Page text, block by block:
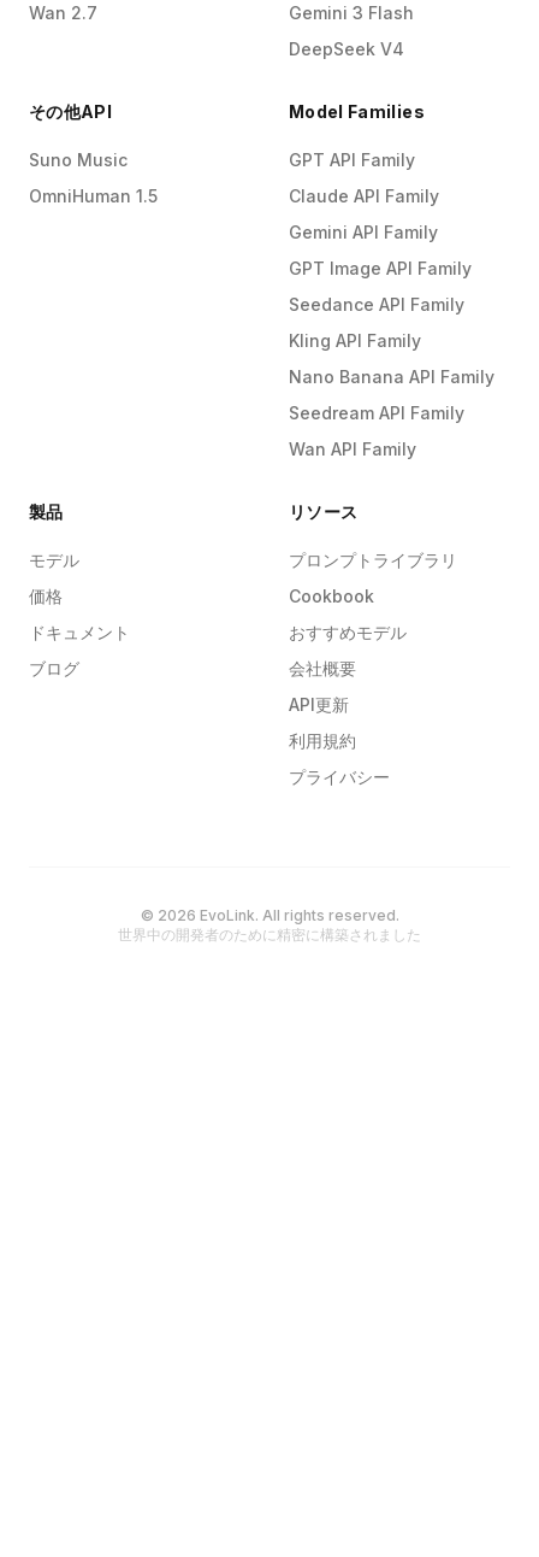
Wan 2.7
Gemini 3 Flash
DeepSeek V4
その他API
Suno Music
OmniHuman 1.5
Model Families
GPT API Family
Claude API Family
Gemini API Family
GPT Image API Family
Seedance API Family
Kling API Family
Nano Banana API Family
Seedream API Family
Wan API Family
製品
モデル
価格
ドキュメント
ブログ
リソース
プロンプトライブラリ
Cookbook
おすすめモデル
会社概要
API更新
利用規約
プライバシー
© 2026 EvoLink. All rights reserved.
世界中の開発者のために精密に構築されました